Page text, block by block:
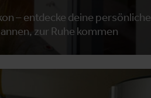
– entdecke deine persönliche
zur Ruhe kommen